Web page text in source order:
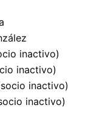
inactivo)
inactivo)
inactivo)
inactivo)